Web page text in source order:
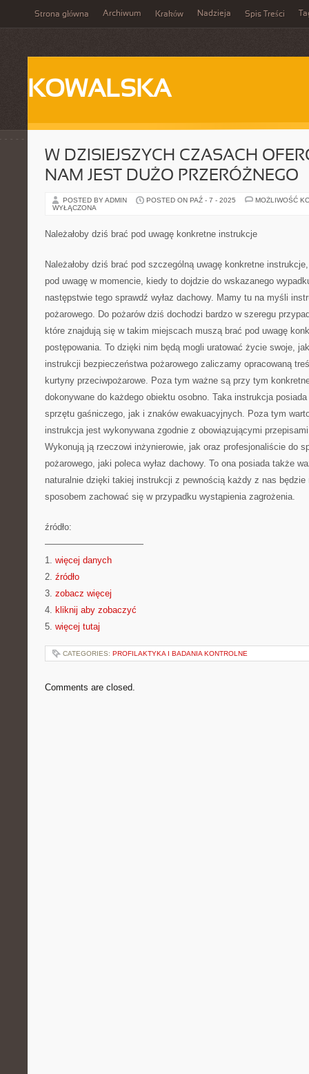
Strona główna Archiwum Kraków Nadzieja Spis Treści
KOWALSKA
W DZISIEJSZYCH CZASACH
NAM JEST DUŻO PRZERÓŻNEGO
POSTED BY ADMIN POSTED ON PAŹ - 7 - 2025
MOŻLIWOŚĆ
WYŁĄCZONA
Należałoby dziś brać pod uwagę konkretne instrukcje
Należałoby dziś brać pod szczególną uwagę konkretne
pod uwagę w momencie, kiedy to dojdzie do wskazanego
następstwie tego sprawdź wyłaz dachowy. Mamy tu na myśli
pożarowego. Do pożarów dziś dochodzi bardzo w szeregu
które znajdują się w takim miejscach muszą brać pod uwagę
postępowania. To dzięki nim będą mogli uratować życie swoje,
instrukcji bezpieczeństwa pożarowego zaliczamy opracowaną
kurtyny przeciwpożarowe. Poza tym ważne są przy tym
dokonywane do każdego obiektu osobno. Taka instrukcja
sprzętu gaśniczego, jak i znaków ewakuacyjnych. Poza tym
instrukcja jest wykonywana zgodnie z obowiązującymi
Wykonują ją rzeczowi inżynierowie, jak oraz profesjonaliście do
pożarowego, jaki poleca wyłaz dachowy. To ona posiada także
naturalnie dzięki takiej instrukcji z pewnością każdy z nas będzie
sposobem zachować się w przypadku wystąpienia zagrożenia.
źródło:
———————————
1. więcej danych
2. źródło
3. zobacz więcej
4. kliknij aby zobaczyć
5. więcej tutaj
CATEGORIES: PROFILAKTYKA I BADANIA KONTROLNE
Comments are closed.